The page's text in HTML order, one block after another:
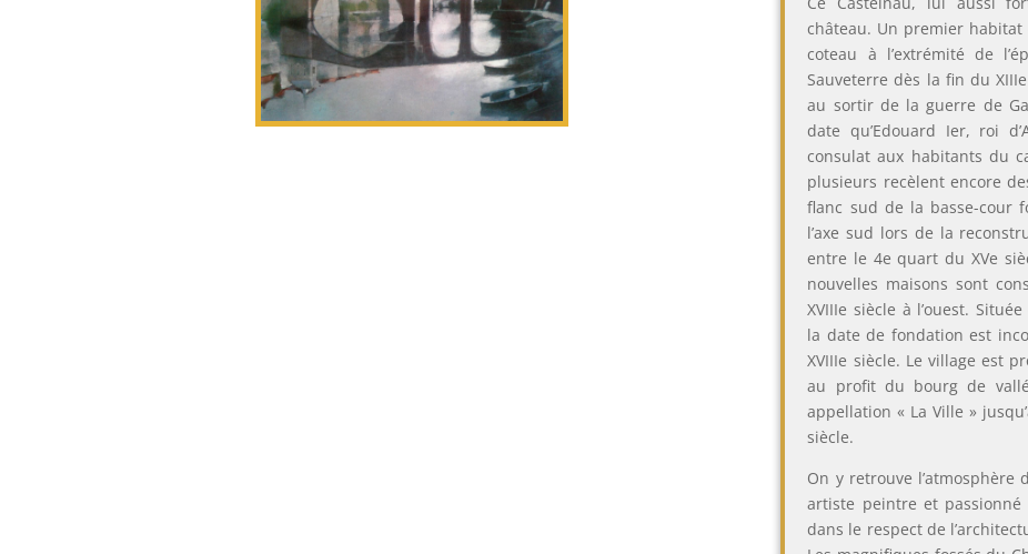
château. Un premier
coteau à l’extrémité de
Sauveterre dès la fin du
au sortir de la guerre de
date qu’Edouard Ier, roi
consulat aux habitants du
plusieurs recèlent encore
flanc sud de la basse-cour
l’axe sud lors de la
entre le 4e quart du XVe
nouvelles maisons sont
XVIIIe siècle à l’ouest.
la date de fondation est
XVIIIe siècle. Le village est
au profit du bourg de
appellation « La Ville »
siècle.
On y retrouve
artiste peintre et passionné
dans le respect de